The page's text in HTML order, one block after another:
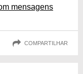
mensagens
COMPARTILHAR